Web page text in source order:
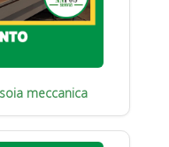
meccanica